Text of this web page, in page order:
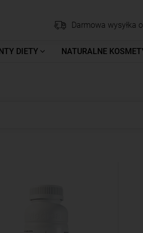
Darmowa wysyłka
DIETY NATURALNE